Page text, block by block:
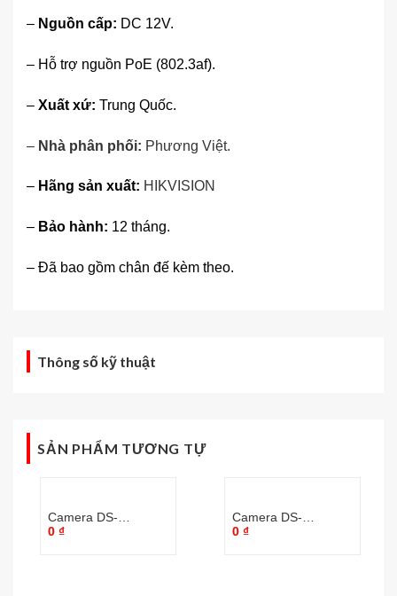
– Nguồn cấp: DC 12V.
– Hỗ trợ nguồn PoE (802.3af).
– Xuất xứ: Trung Quốc.
– Nhà phân phối: Phương Việt.
– Hãng sản xuất: HIKVISION
– Bảo hành: 12 tháng.
– Đã bao gồm chân đế kèm theo.
Thông số kỹ thuật
SẢN PHẨM TƯƠNG TỰ
Camera DS-
2CV2U21FD-IW
0 ₫
Camera DS-
2CD2622FWD-IZS
0 ₫